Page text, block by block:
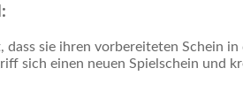
sie ihren vorbereiteten Schein
sich einen neuen Spielschein